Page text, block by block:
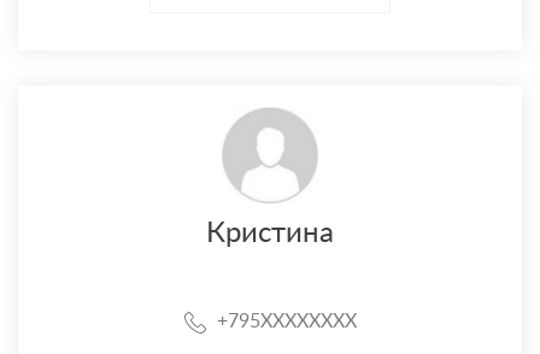
Кристина
+795XXXXXXXX